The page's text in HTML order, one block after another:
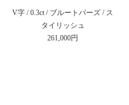
V字 / 0.3ct / ブルートパーズ / ス
タイリッシュ
261,000円